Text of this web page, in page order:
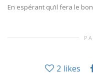
En espérant qu’il fera le
2 likes